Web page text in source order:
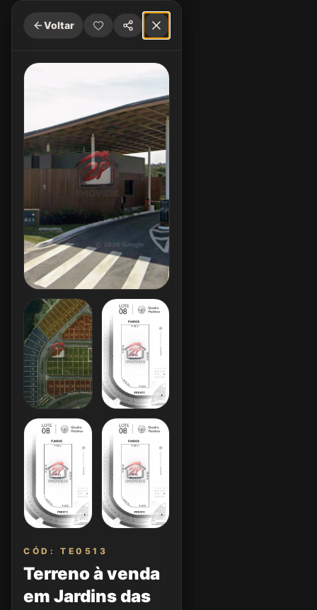
Voltar
CÓD: TE0513
Terreno à venda
em Jardins das